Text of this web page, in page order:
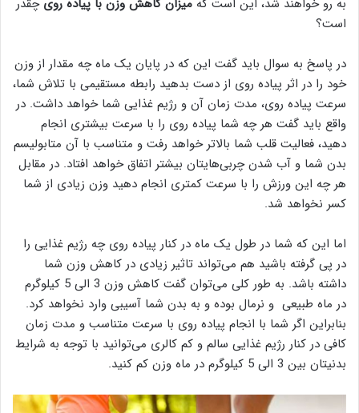
به رو خواهند شد، این است که میزان کاهش وزن با پیاده روی چقدر
است؟
در پاسخ به سوال باید گفت این که در پایان یک ماه چه مقدار از وزن
خود را در اثر پیاده روی از دست بدهید رابطه مستقیمی با تلاش شما،
سرعت پیاده روی، مدت زمان آن و رژیم غذایی شما خواهد داشت. در
واقع باید گفت هر چه شما پیاده روی را با سرعت بیشتری انجام
دهید، فعالیت قلب شما بالا‌تر خواهد رفت و متناسب با آن متابولیسم
بدن شما و آب شدن چربی‌هایتان بیشتر اتفاق خواهد افتاد. در مقابل
هر چه این ورزش را با سرعت کمتری انجام دهید وزن زیادی از شما
کسر نخواهد شد.
اما این که شما در طول یک ماه در کنار پیاده روی چه رژیم غذایی را
در پی گرفته باشید هم می‌تواند تاثیر زیادی در کاهش وزن شما
داشته باشد. به طور کلی می‌توان گفت کاهش وزن 3 الی 5 کیلوگرم
در ماه طبیعی و نرمال بوده و به بدن شما آسیبی وارد نخواهد کرد.
بنابراین اگر شما با انجام پیاده روی با سرعت متناسب و مدت زمان
کافی در کنار رژیم غذایی سالم و کم کالری می‌توانید با توجه به شرایط
بدنیتان بین 3 الی 5 کیلوگرم در ماه وزن کم کنید.